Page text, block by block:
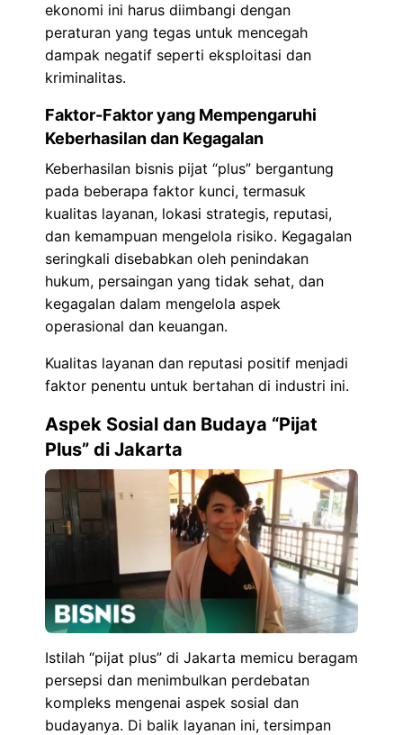
ekonomi ini harus diimbangi dengan
peraturan yang tegas untuk mencegah
dampak negatif seperti eksploitasi dan
kriminalitas.
Faktor-Faktor yang Mempengaruhi
Keberhasilan dan Kegagalan
Keberhasilan bisnis pijat “plus” bergantung
pada beberapa faktor kunci, termasuk
kualitas layanan, lokasi strategis, reputasi,
dan kemampuan mengelola risiko. Kegagalan
seringkali disebabkan oleh penindakan
hukum, persaingan yang tidak sehat, dan
kegagalan dalam mengelola aspek
operasional dan keuangan.
Kualitas layanan dan reputasi positif menjadi
faktor penentu untuk bertahan di industri ini.
Aspek Sosial dan Budaya “Pijat
Plus” di Jakarta
Istilah “pijat plus” di Jakarta memicu beragam
persepsi dan menimbulkan perdebatan
kompleks mengenai aspek sosial dan
budayanya. Di balik layanan ini, tersimpan